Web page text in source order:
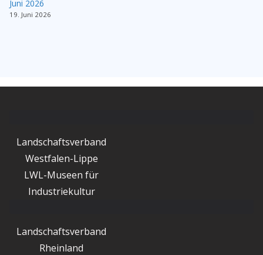
Juni 2026
19. Juni 2026
Landschaftsverband
Westfalen-Lippe
LWL-Museen für
Industriekultur
Landschaftsverband
Rheinland